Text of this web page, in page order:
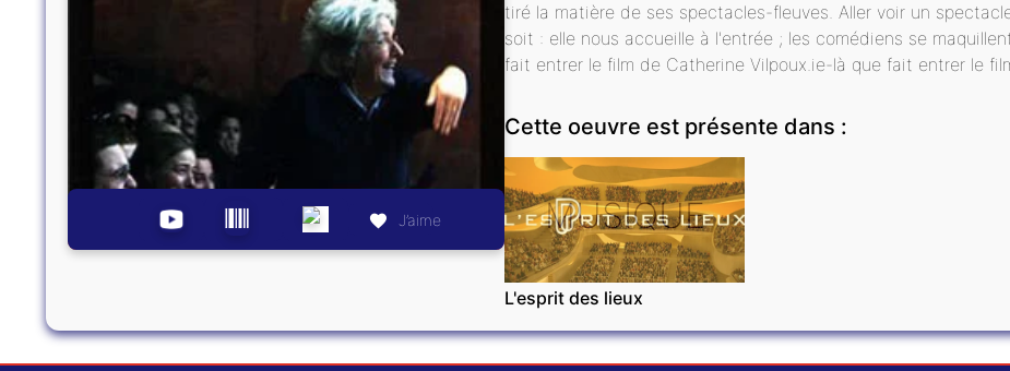
J’aime
tiré la matière de ses spectacles-fleuves. Aller voir un
soit : elle nous accueille à l'entrée ; les comédiens se
fait entrer le film de Catherine Vilpoux.ie-là que fait entrer le
Cette oeuvre est présente dans :
MUSIQUE
L'esprit des lieux